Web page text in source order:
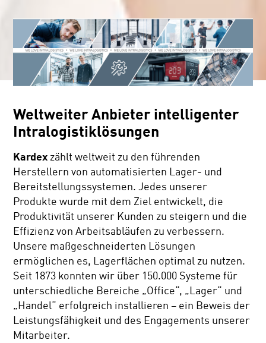
Weltweiter Anbieter intelligenter
Intralogistiklösungen
Kardex zählt weltweit zu den führenden
Herstellern von automatisierten Lager- und
Bereitstellungssystemen. Jedes unserer
Produkte wurde mit dem Ziel entwickelt, die
Produktivität unserer Kunden zu steigern und die
Effizienz von Arbeitsabläufen zu verbessern.
Unsere maßgeschneiderten Lösungen
ermöglichen es, Lagerflächen optimal zu nutzen.
Seit 1873 konnten wir über 150.000 Systeme für
unterschiedliche Bereiche „Office“, „Lager“ und
„Handel“ erfolgreich installieren – ein Beweis der
Leistungsfähigkeit und des Engagements unserer
Mitarbeiter.